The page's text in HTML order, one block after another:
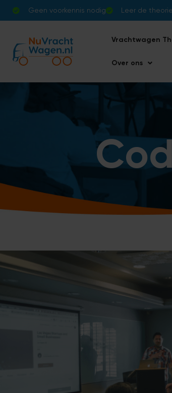
Geen voorkennis nodig Leer de
Vrachtwagen
Over ons